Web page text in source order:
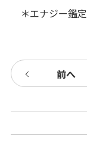
＊エナジー鑑
前へ